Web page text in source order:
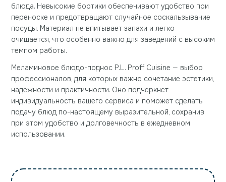
блюда. Невысокие бортики обеспечивают удобство при
переноске и предотвращают случайное соскальзывание
посуды. Материал не впитывает запахи и легко
очищается, что особенно важно для заведений с высоким
темпом работы.
Меламиновое блюдо-поднос P.L. Proff Cuisine — выбор
профессионалов, для которых важно сочетание эстетики,
надежности и практичности. Оно подчеркнет
индивидуальность вашего сервиса и поможет сделать
подачу блюд по-настоящему выразительной, сохранив
при этом удобство и долговечность в ежедневном
использовании.